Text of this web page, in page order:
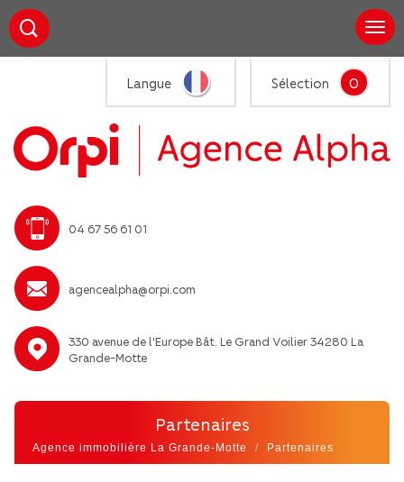
Langue Sélection 0
04 67 56 61 01
agencealpha@orpi.com
330 avenue de l'Europe Bât. Le Grand Voilier 34280 La
Grande-Motte
partenaires
Agence immobilière La Grande-Motte Partenaires